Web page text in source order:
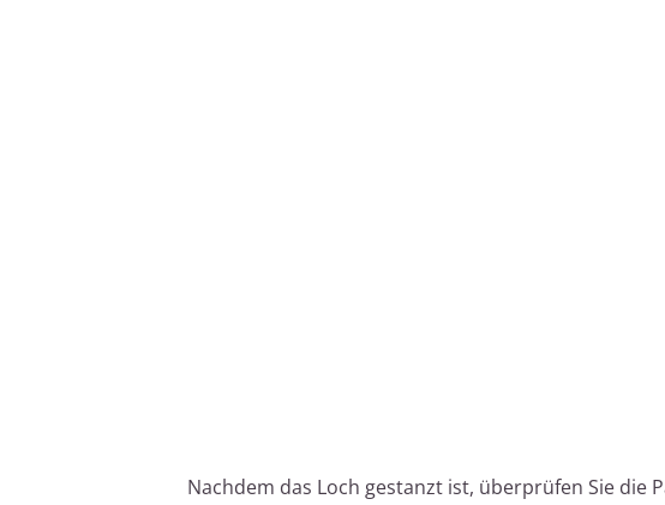
Nachdem das Loch gestanzt ist, überprüfen Sie die